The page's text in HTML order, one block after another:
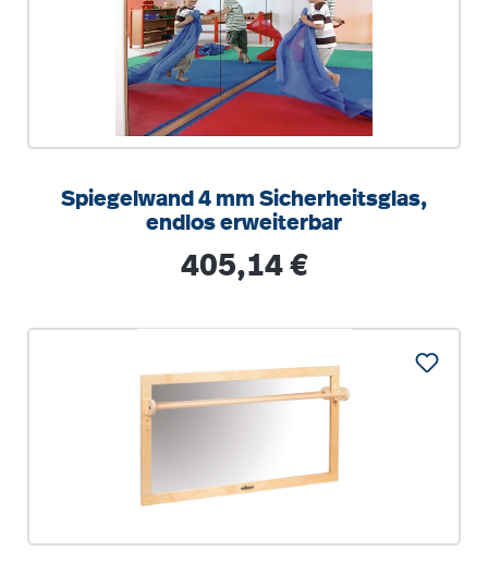
Spiegelwand 4 mm Sicherheitsglas,
endlos erweiterbar
Regulärer Preis:
405,14 €